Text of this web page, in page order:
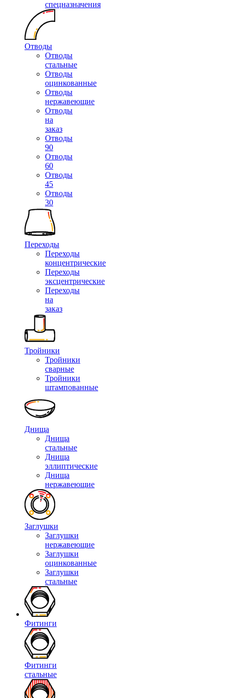
спецназначения
Отводы
Отводы
стальные
Отводы
оцинкованные
Отводы
нержавеющие
Отводы
на
заказ
Отводы
90
Отводы
60
Отводы
45
Отводы
30
Переходы
Переходы
концентрические
Переходы
эксцентрические
Переходы
на
заказ
Тройники
Тройники
сварные
Тройники
штампованные
Днища
Днища
стальные
Днища
эллиптические
Днища
нержавеющие
Заглушки
Заглушки
нержавеющие
Заглушки
оцинкованные
Заглушки
стальные
Фитинги
Фитинги
стальные